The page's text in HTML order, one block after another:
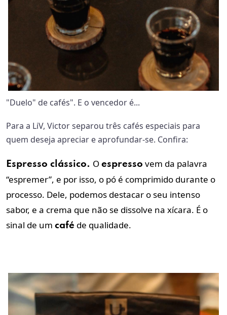
"Duelo" de cafés". E o vencedor é...
Para a LiV, Victor separou três cafés especiais para
quem deseja apreciar e aprofundar-se. Confira:
Espresso clássico. O espresso vem da palavra
“espremer”, e por isso, o pó é comprimido durante o
processo. Dele, podemos destacar o seu intenso
sabor, e a crema que não se dissolve na xícara. É o
sinal de um café de qualidade.